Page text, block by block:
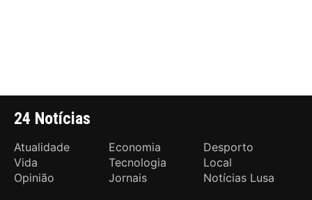
24 Notícias
Atualidade Economia
Desporto
Vida
Tecnologia
Local
Opinião
Jornais Notícias Lusa